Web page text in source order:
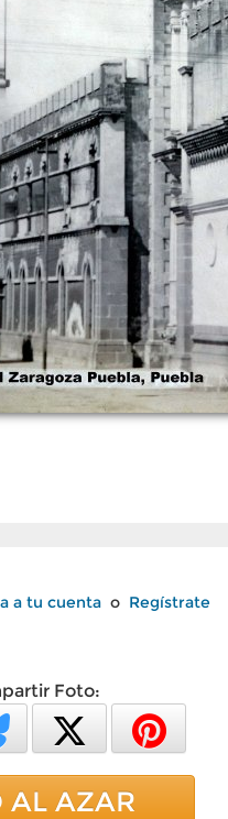
a tu cuenta o Regístrate
Foto:
AL AZAR